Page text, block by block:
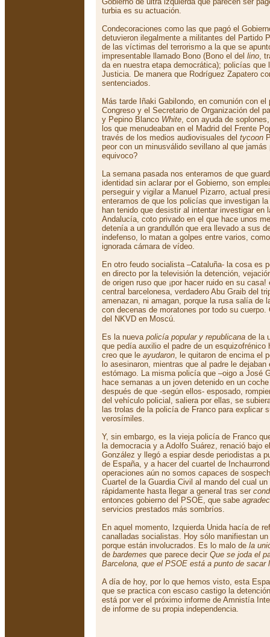
turbia es su actuación.
Condecoraciones como las que pagó el
detuvieron ilegalmente a militantes del Partido
de las víctimas del terrorismo a la que se
impresentable llamado Bono (Bono el del lino,
da en nuestra etapa democrática); policías que
Justicia. De manera que Rodríguez Zapatero
sentenciados.
Más tarde Iñaki Gabilondo, en comunión con
Congreso y el Secretario de Organización del
y Pepino Blanco White, con ayuda de
los que menudeaban en el Madrid del Frente
través de los medios audiovisuales del tycoon
peor con un minusválido sevillano al que jamás
equivoco?
La semana pasada nos enteramos de que
identidad sin aclarar por el Gobierno, son
perseguir y vigilar a Manuel Pizarro, actual
enteramos de que los policías que investigan
han tenido que desistir al intentar investigar en
Andalucía, coto privado en el que hace unos
detenía a un grandullón que era llevado a sus
indefenso, lo matan a golpes entre varios,
ignorada cámara de vídeo.
En otro feudo socialista –Cataluña- la cosa es
en directo por la televisión la detención,
de origen ruso que ¡por hacer ruido en su
central barcelonesa, verdadero Abu Graib del
amenazan, ni amagan, porque la rusa salía de
con decenas de moratones por todo su
del NKVD en Moscú.
Es la nueva policía popular y republicana de la
que pedía auxilio el padre de un
creo que le ayudaron, le quitaron de encima el
lo asesinaron, mientras que al padre le
estómago. La misma policía que –oigo a José
hace semanas a un joven detenido en un
después de que -según ellos- esposado,
del vehículo policial, saliera por ellas, se
las trolas de la policía de Franco para explicar
verosímiles.
Y, sin embargo, es la vieja policía de Franco
la democracia y a Adolfo Suárez, renació bajo
González y llegó a espiar desde periodistas a
de España, y a hacer del cuartel de
operaciones aún no somos capaces de
Cuartel de la Guardia Civil al mando del cual
rápidamente hasta llegar a general tras ser
entonces gobierno del PSOE, que sabe
servicios prestados más sombríos.
En aquel momento, Izquierda Unida hacía de
canalladas socialistas. Hoy sólo manifiestan
porque están involucrados. Es lo malo de la
de bardemes que parece decir Que se joda el
Barcelona, que el PSOE está a punto de sacar
A día de hoy, por lo que hemos visto, esta
que se practica con escaso castigo la
está por ver el próximo informe de Amnistía
de informe de su propia independencia.